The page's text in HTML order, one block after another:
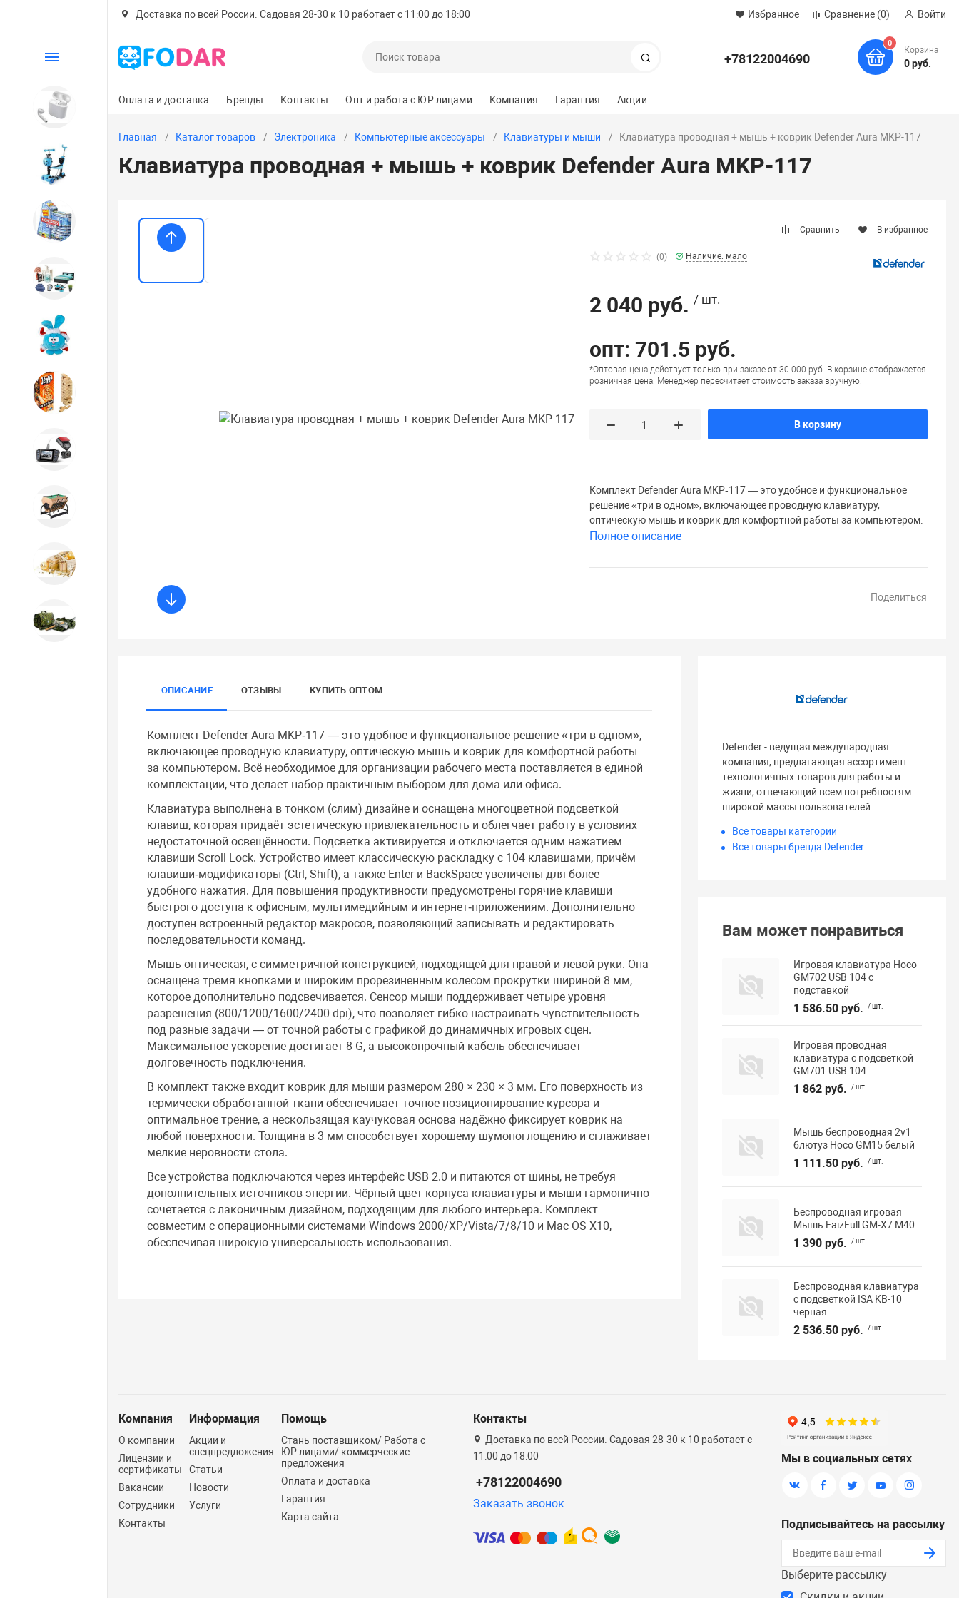
Доставка по всей России. Садовая 28-30 к 10 работает с 11:00 до 18:00 Избранное Сравнение (0) Войти
+78122004690
0
Корзина
0 руб.
Оплата и доставка Бренды Контакты Опт и работа с ЮР лицами Компания Гарантия Акции
Каталог
Электроника
Детский транспорт
Настольные игры
Дом и сад
Главная Каталог товаров Электроника Компьютерные аксессуары Клавиатуры и мыши Клавиатура проводная + мышь + коврик Defender Aura MKP-117
Клавиатура проводная + мышь + коврик Defender Aura MKP-117
Сравнить В избранное
(0) Наличие: мало
2 040 руб. / шт.
опт: 701.5 руб.
*Оптовая цена действует только при заказе от 30 000 руб. В корзине отображается
розничная цена. Менеджер пересчитает стоимость заказа вручную.
В корзину
Комплект Defender Aura MKP‑117 — это удобное и функциональное
решение «три в одном», включающее проводную клавиатуру,
оптическую мышь и коврик для комфортной работы за компьютером.
Полное описание
Поделиться
ОПИСАНИЕ ОТЗЫВЫ КУПИТЬ ОПТОМ
Комплект Defender Aura MKP‑117 — это удобное и функциональное решение «три в одном»,
включающее проводную клавиатуру, оптическую мышь и коврик для комфортной работы
за компьютером. Всё необходимое для организации рабочего места поставляется в единой
комплектации, что делает набор практичным выбором для дома или офиса.
Клавиатура выполнена в тонком (слим) дизайне и оснащена многоцветной подсветкой
клавиш, которая придаёт эстетическую привлекательность и облегчает работу в условиях
недостаточной освещённости. Подсветка активируется и отключается одним нажатием
клавиши Scroll Lock. Устройство имеет классическую раскладку с 104 клавишами, причём
клавиши‑модификаторы (Ctrl, Shift), а также Enter и BackSpace увеличены для более
удобного нажатия. Для повышения продуктивности предусмотрены горячие клавиши
быстрого доступа к офисным, мультимедийным и интернет‑приложениям. Дополнительно
доступен встроенный редактор макросов, позволяющий записывать и редактировать
последовательности команд.
Мышь оптическая, с симметричной конструкцией, подходящей для правой и левой руки. Она
оснащена тремя кнопками и широким прорезиненным колесом прокрутки шириной 8 мм,
которое дополнительно подсвечивается. Сенсор мыши поддерживает четыре уровня
разрешения (800/1200/1600/2400 dpi), что позволяет гибко настраивать чувствительность
под разные задачи — от точной работы с графикой до динамичных игровых сцен.
Максимальное ускорение достигает 8 G, а высокопрочный кабель обеспечивает
долговечность подключения.
В комплект также входит коврик для мыши размером 280 × 230 × 3 мм. Его поверхность из
термически обработанной ткани обеспечивает точное позиционирование курсора и
оптимальное трение, а нескользящая каучуковая основа надёжно фиксирует коврик на
любой поверхности. Толщина в 3 мм способствует хорошему шумопоглощению и сглаживает
мелкие неровности стола.
Все устройства подключаются через интерфейс USB 2.0 и питаются от шины, не требуя
дополнительных источников энергии. Чёрный цвет корпуса клавиатуры и мыши гармонично
сочетается с лаконичным дизайном, подходящим для любого интерьера. Комплект
совместим с операционными системами Windows 2000/XP/Vista/7/8/10 и Mac OS X10,
обеспечивая широкую универсальность использования.
Defender - ведущая международная
компания, предлагающая ассортимент
технологичных товаров для работы и
жизни, отвечающий всем потребностям
широкой массы пользователей.
Все товары категории
Все товары бренда Defender
Вам может понравиться
Игровая клавиатура Hoco
GM702 USB 104 с
подставкой
1 586.50 руб. / шт.
Игровая проводная
клавиатура с подсветкой
GM701 USB 104
1 862 руб. / шт.
Мышь беспроводная 2v1
блютуз Hoco GM15 белый
1 111.50 руб. / шт.
Беспроводная игровая
Мышь FaizFull GM-X7 M40
1 390 руб. / шт.
Беспроводная клавиатура
с подсветкой ISA KB-10
черная
2 536.50 руб. / шт.
Компания
О компании
Лицензии и
сертификаты
Вакансии
Сотрудники
Контакты
Информация
Акции и
спецпредложения
Статьи
Новости
Услуги
Помощь
Стань поставщиком/ Работа с
ЮР лицами/ коммерческие
предложения
Оплата и доставка
Гарантия
Карта сайта
Контакты
Доставка по всей России. Садовая 28-30 к 10 работает с
11:00 до 18:00
+78122004690
Заказать звонок
Мы в социальных сетях
Подписывайтесь на рассылку
Выберите рассылку